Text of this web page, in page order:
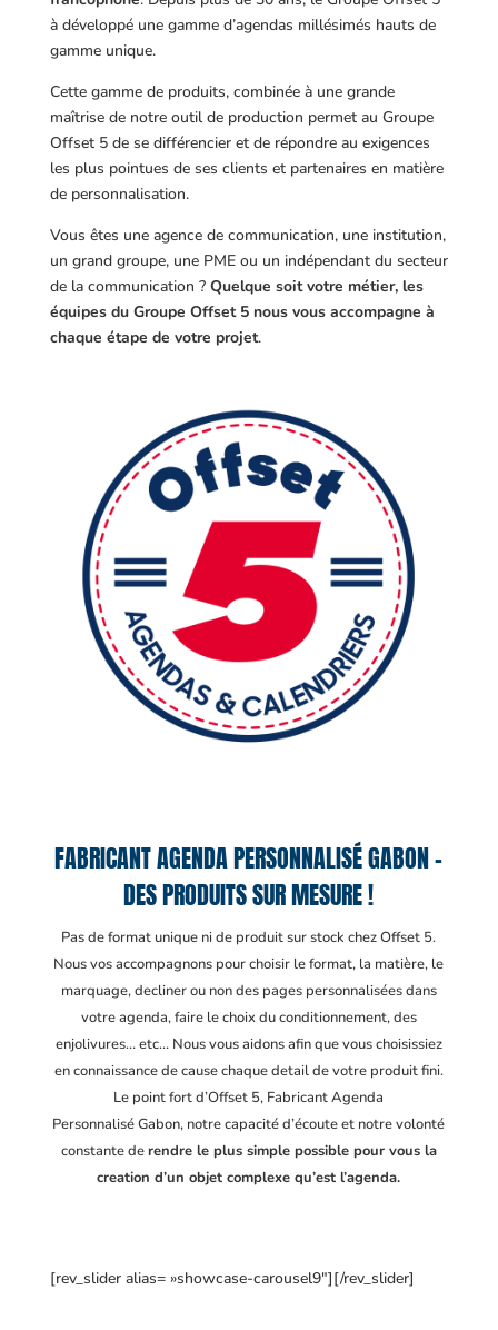
à développé une gamme d’agendas millésimés hauts de
gamme unique.
Cette gamme de produits, combinée à une grande
maîtrise de notre outil de production permet au Groupe
Offset 5 de se différencier et de répondre au exigences
les plus pointues de ses clients et partenaires en matière
de personnalisation.
Vous êtes une agence de communication, une institution,
un grand groupe, une PME ou un indépendant du secteur
de la communication ? Quelque soit votre métier, les
équipes du Groupe Offset 5 nous vous accompagne à
chaque étape de votre projet.
FABRICANT AGENDA PERSONNALISÉ GABON –
DES PRODUITS SUR MESURE !
Pas de format unique ni de produit sur stock chez Offset 5.
Nous vos accompagnons pour choisir le format, la matière, le
marquage, decliner ou non des pages personnalisées dans
votre agenda, faire le choix du conditionnement, des
enjolivures… etc… Nous vous aidons afin que vous choisissiez
en connaissance de cause chaque detail de votre produit fini.
Le point fort d’Offset 5, Fabricant Agenda
Personnalisé Gabon, notre capacité d’écoute et notre volonté
constante derendre le plus simple possible pour vous la
creation d’un objet complexe qu’est l’agenda.
[rev_slider alias= »showcase-carousel9″][/rev_slider]